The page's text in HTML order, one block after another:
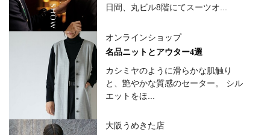
日間、丸ビル8階にてスーツオ...
オンラインショップ
名品ニットとアウター4選
カシミヤのように滑らかな肌触り
と、艶やかな質感のセーター。 シル
エットをほ...
大阪うめきた店